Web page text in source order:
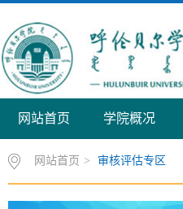
网站首页 学院概况
网站首页 > 审核评估专区